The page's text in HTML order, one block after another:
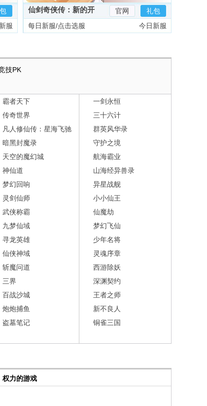
服
仙剑奇侠传：新的开
始
官网
礼包
今日新服
每日新服/点击选服
技PK
霸者天下
一剑永恒
传奇世界
三十六计
凡人修仙传：星海飞驰
群英风华录
暗黑封魔录
守护之境
天空的魔幻城
航海霸业
神仙道
山海经异兽录
梦幻回响
异星战舰
灵剑仙师
小小仙王
武侠称霸
仙魔劫
九梦仙域
梦幻飞仙
寻龙英雄
少年名将
仙侠神域
灵魂序章
斩魔问道
西游除妖
三界
深渊契约
百战沙城
王者之师
炮炮捕鱼
新不良人
盗墓笔记
铜雀三国
权力的游戏